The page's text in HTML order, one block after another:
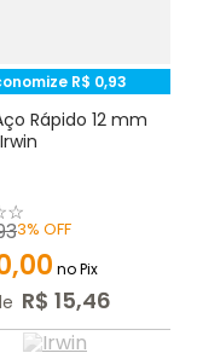
R$ 0,93
Rápido 12 mm
☆
3% OFF
,00 no Pix
R$ 15,46